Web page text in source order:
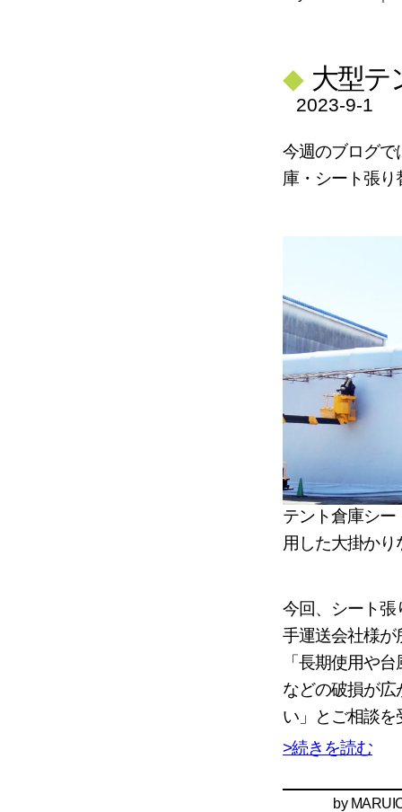
◆ 大型テ
2023-9-1
今週のブログで
庫・シート張
テント倉庫シ
用した大掛かり
今回、シート張
手運送会社様が
「長期使用や
などの破損が
い」とご相談
>続きを読む
by